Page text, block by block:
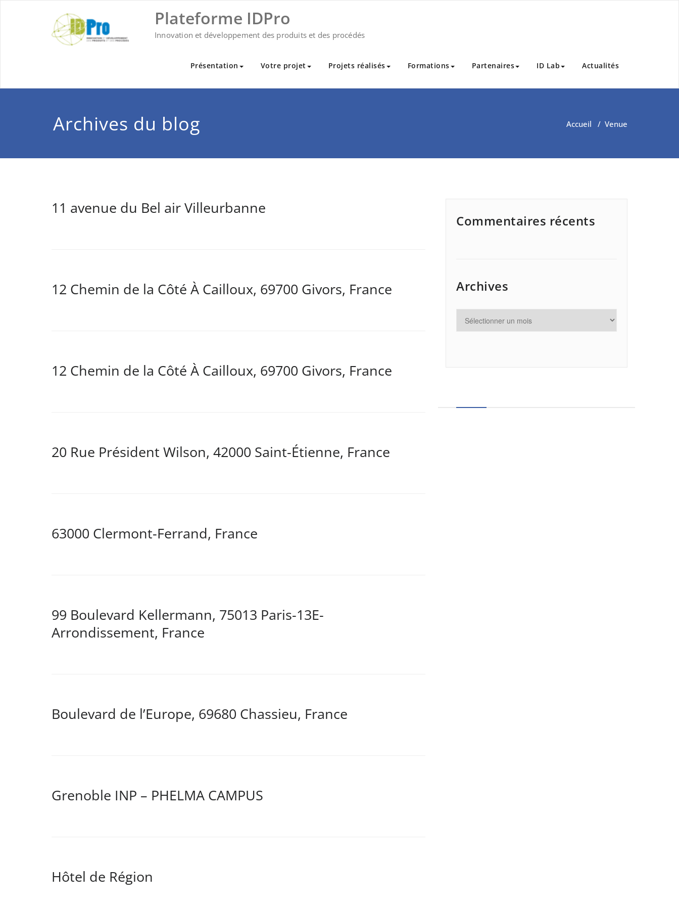
Plateforme IDPro
Innovation et développement des produits et des procédés
Présentation Votre projet Projets réalisés Formations Partenaires ID Lab Actualités
Archives du blog Accueil / Venue
11 avenue du Bel air Villeurbanne
12 Chemin de la Côté À Cailloux, 69700 Givors, France
12 Chemin de la Côté À Cailloux, 69700 Givors, France
20 Rue Président Wilson, 42000 Saint-Étienne, France
63000 Clermont-Ferrand, France
99 Boulevard Kellermann, 75013 Paris-13E-
Arrondissement, France
Boulevard de l’Europe, 69680 Chassieu, France
Grenoble INP – PHELMA CAMPUS
Hôtel de Région
Commentaires récents
Archives